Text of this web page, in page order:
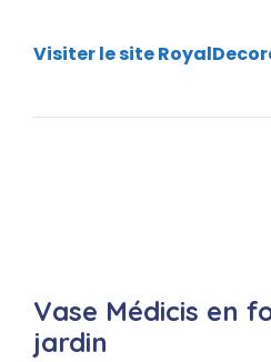
Visiter le site
Vase Médicis en
jardin